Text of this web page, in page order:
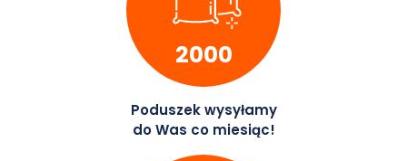
2000
Poduszek wysyłamy
do Was co miesiąc!